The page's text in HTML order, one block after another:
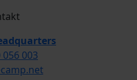
056 003